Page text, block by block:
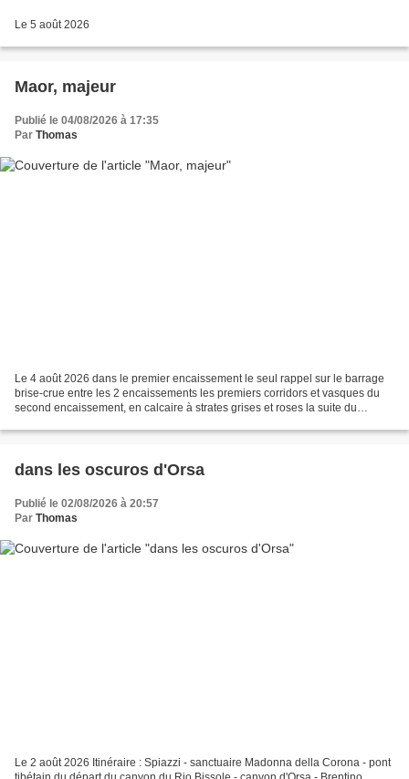
Le 5 août 2026
Maor, majeur
Publié le 04/08/2026 à 17:35
Par Thomas
Le 4 août 2026 dans le premier encaissement le seul rappel sur le barrage
brise-crue entre les 2 encaissements les premiers corridors et vasques du
second encaissement, en calcaire à strates grises et roses la suite du
dans les oscuros d'Orsa
Publié le 02/08/2026 à 20:57
Par Thomas
Le 2 août 2026 Itinéraire : Spiazzi - sanctuaire Madonna della Corona - pont